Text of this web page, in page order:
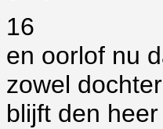
16
en oorlof nu
zowel
blijft den